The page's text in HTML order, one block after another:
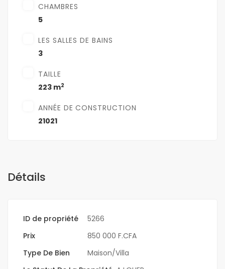
CHAMBRES
5
LES SALLES DE BAINS
3
TAILLE
223 m2
ANNÉE DE CONSTRUCTION
21021
Détails
ID de propriété
5266
Prix
850 000 F.CFA
Type De Bien
Maison/Villa